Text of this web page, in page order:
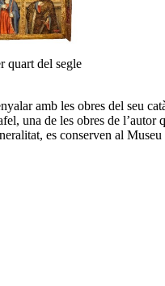
quart del segle
amb les obres del seu
una de les obres de
es conserven al